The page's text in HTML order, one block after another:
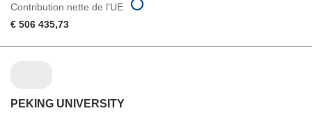
Contribution nette de l'UE
€ 506 435,73
PEKING UNIVERSITY